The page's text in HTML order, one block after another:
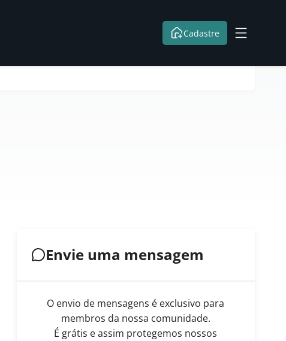
Cadastre
Envie uma mensagem
O envio de mensagens é exclusivo para
membros da nossa comunidade.
É grátis e assim protegemos nossos